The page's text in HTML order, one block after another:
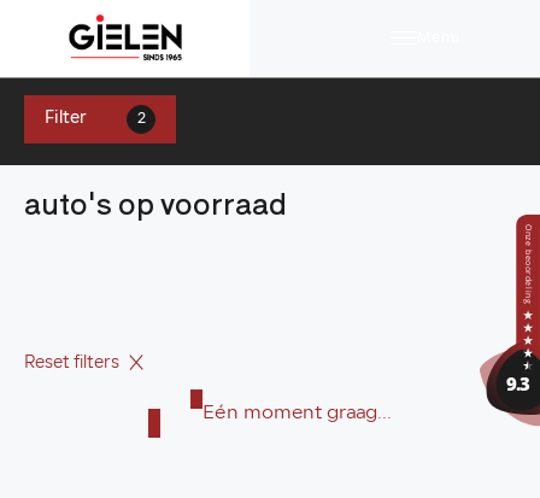
auto's op voorraad
Filter 2
Reset filters
Eén moment graag...